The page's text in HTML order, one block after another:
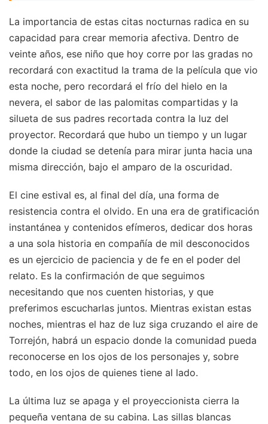
La importancia de estas citas nocturnas radica en su
capacidad para crear memoria afectiva. Dentro de
veinte años, ese niño que hoy corre por las gradas no
recordará con exactitud la trama de la película que vio
esta noche, pero recordará el frío del hielo en la
nevera, el sabor de las palomitas compartidas y la
silueta de sus padres recortada contra la luz del
proyector. Recordará que hubo un tiempo y un lugar
donde la ciudad se detenía para mirar junta hacia una
misma dirección, bajo el amparo de la oscuridad.
El cine estival es, al final del día, una forma de
resistencia contra el olvido. En una era de gratificación
instantánea y contenidos efímeros, dedicar dos horas
a una sola historia en compañía de mil desconocidos
es un ejercicio de paciencia y de fe en el poder del
relato. Es la confirmación de que seguimos
necesitando que nos cuenten historias, y que
preferimos escucharlas juntos. Mientras existan estas
noches, mientras el haz de luz siga cruzando el aire de
Torrejón, habrá un espacio donde la comunidad pueda
reconocerse en los ojos de los personajes y, sobre
todo, en los ojos de quienes tiene al lado.
La última luz se apaga y el proyeccionista cierra la
pequeña ventana de su cabina. Las sillas blancas